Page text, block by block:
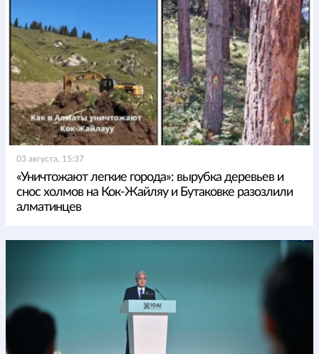
03 августа, 15:37
«Уничтожают легкие города»: вырубка деревьев и
снос холмов на Кок-Жайляу и Бутаковке разозлили
алматинцев